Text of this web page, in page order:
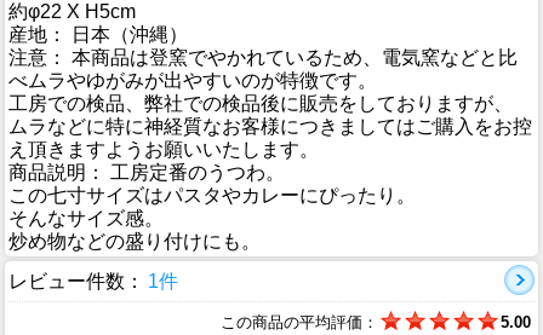
約φ22 X H5cm
産地： 日本（沖縄）
注意： 本商品は登窯でやかれているため、電気窯などと比
べムラやゆがみが出やすいのが特徴です。
工房での検品、弊社での検品後に販売をしておりますが、
ムラなどに特に神経質なお客様につきましてはご購入をお控
え頂きますようお願いいたします。
商品説明： 工房定番のうつわ。
この七寸サイズはパスタやカレーにぴったり。
そんなサイズ感。
炒め物などの盛り付けにも。
レビュー件数：
1件
この商品の平均評価： 5.00